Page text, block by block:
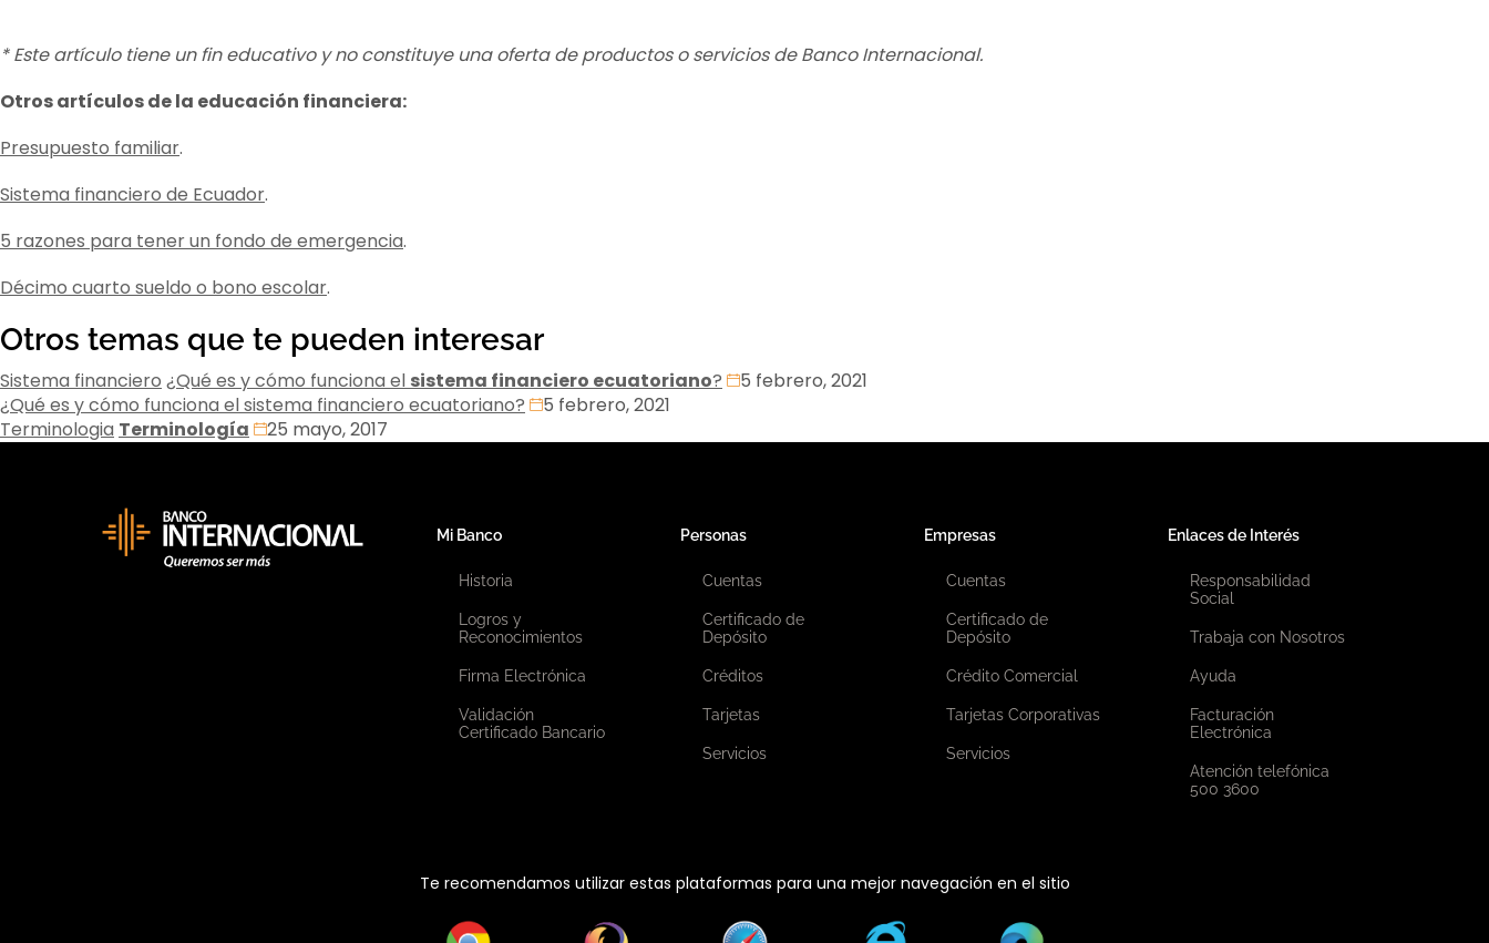
* Este artículo tiene un fin educativo y no constituye una oferta de productos o servicios de Banco Internacional.
Otros artículos de la educación financiera:
Presupuesto familiar.
Sistema financiero de Ecuador.
5 razones para tener un fondo de emergencia.
Décimo cuarto sueldo o bono escolar.
Otros temas que te pueden interesar
Sistema financiero ¿Qué es y cómo funciona el sistema financiero ecuatoriano?
5 febrero, 2021
¿Qué es y cómo funciona el sistema financiero ecuatoriano?
5 febrero, 2021
Terminologia Terminología 25 mayo, 2017
Mi Banco
Historia
Logros y
Reconocimientos
Firma Electrónica
Validación
Certificado Bancario
Personas
Cuentas
Certificado de
Depósito
Créditos
Tarjetas
Servicios
Empresas
Cuentas
Certificado de
Depósito
Crédito Comercial
Tarjetas Corporativas
Servicios
Enlaces de Interés
Responsabilidad
Social
Trabaja con Nosotros
Ayuda
Facturación
Electrónica
Atención telefónica
500 3600
Te recomendamos utilizar estas plataformas para una mejor navegación en el sitio